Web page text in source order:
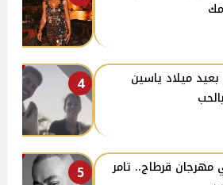
4
ميلاد ياسين
5
قرطاج.. تامر